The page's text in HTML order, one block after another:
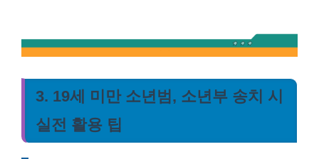
3. 19세 미만 소년범, 소년부 송치 시
실전 활용 팁